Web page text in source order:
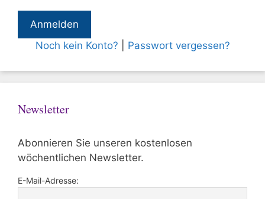
Noch kein Konto? Passwort vergessen?
Newsletter
Abonnieren Sie unseren kostenlosen
wöchentlichen Newsletter.
E-Mail-Adresse: